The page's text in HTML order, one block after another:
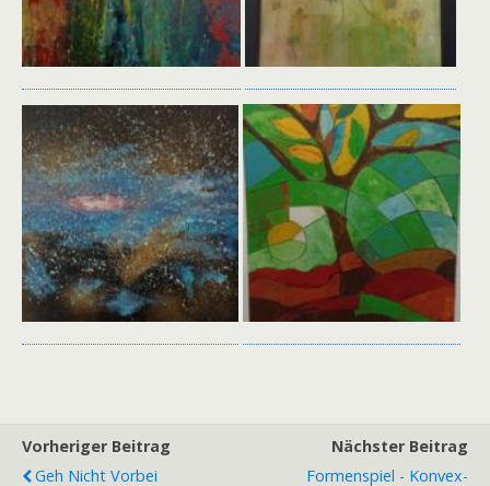
Vorheriger Beitrag
Geh Nicht Vorbei
Nächster Beitrag
Formenspiel - Konvex-